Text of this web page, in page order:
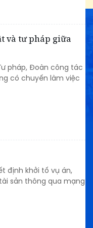
và tư pháp giữa
pháp, Đoàn công tác
có chuyến làm việc
định khởi tố vụ án,
sản thông qua mạng